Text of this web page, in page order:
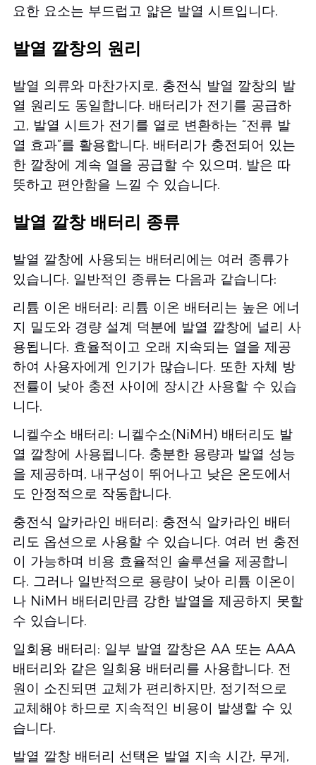
요한 요소는 부드럽고 얇은 발열 시트입니다.
발열 깔창의 원리
발열 의류와 마찬가지로, 충전식 발열 깔창의 발
열 원리도 동일합니다. 배터리가 전기를 공급하
고, 발열 시트가 전기를 열로 변환하는 “전류 발
열 효과”를 활용합니다. 배터리가 충전되어 있는
한 깔창에 계속 열을 공급할 수 있으며, 발은 따
뜻하고 편안함을 느낄 수 있습니다.
발열 깔창 배터리 종류
발열 깔창에 사용되는 배터리에는 여러 종류가
있습니다. 일반적인 종류는 다음과 같습니다:
리튬 이온 배터리: 리튬 이온 배터리는 높은 에너
지 밀도와 경량 설계 덕분에 발열 깔창에 널리 사
용됩니다. 효율적이고 오래 지속되는 열을 제공
하여 사용자에게 인기가 많습니다. 또한 자체 방
전률이 낮아 충전 사이에 장시간 사용할 수 있습
니다.
니켈수소 배터리: 니켈수소(NiMH) 배터리도 발
열 깔창에 사용됩니다. 충분한 용량과 발열 성능
을 제공하며, 내구성이 뛰어나고 낮은 온도에서
도 안정적으로 작동합니다.
충전식 알카라인 배터리: 충전식 알카라인 배터
리도 옵션으로 사용할 수 있습니다. 여러 번 충전
이 가능하며 비용 효율적인 솔루션을 제공합니
다. 그러나 일반적으로 용량이 낮아 리튬 이온이
나 NiMH 배터리만큼 강한 발열을 제공하지 못할
수 있습니다.
일회용 배터리: 일부 발열 깔창은 AA 또는 AAA
배터리와 같은 일회용 배터리를 사용합니다. 전
원이 소진되면 교체가 편리하지만, 정기적으로
교체해야 하므로 지속적인 비용이 발생할 수 있
습니다.
발열 깔창 배터리 선택은 발열 지속 시간, 무게,